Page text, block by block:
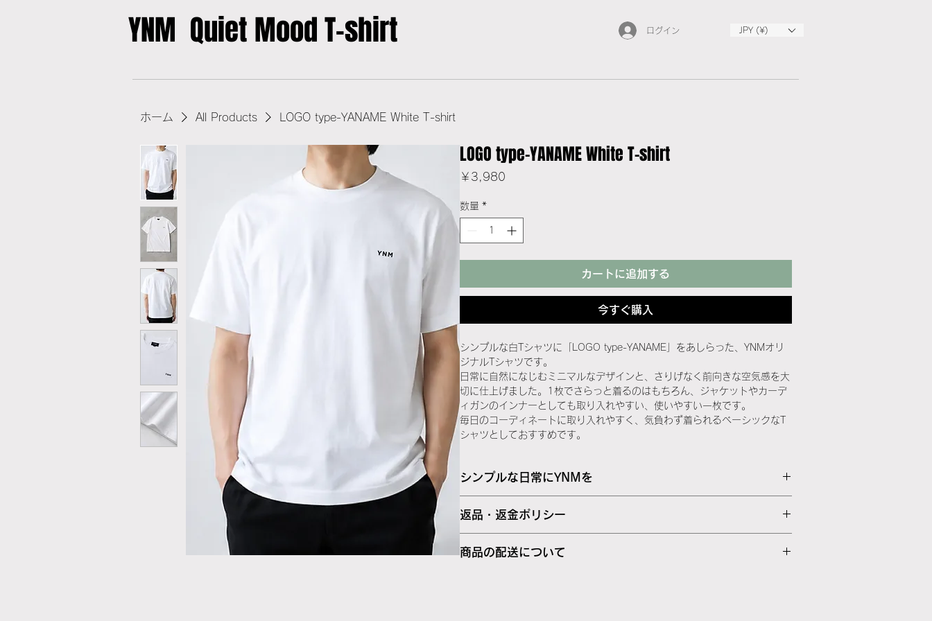
YNM Quiet Mood T-shirt ログイン JPY (¥)
ホーム All Products LOGO type-YANAME White T-shirt
LOGO type-YANAME White T-shirt
￥3,980価
数量 *
カートに追加する
今すぐ購入
シンプルな白Tシャツに「LOGO type-YANAME」をあしらった、YNMオリ
ジナルTシャツです。
日常に自然になじむミニマルなデザインと、さりげなく前向きな空気感を大
切に仕上げました。1枚でさらっと着るのはもちろん、ジャケットやカーデ
ィガンのインナーとしても取り入れやすい、使いやすい一枚です。
毎日のコーディネートに取り入れやすく、気負わず着られるベーシックなT
シャツとしておすすめです。
シンプルな日常にYNMを
「LOGO type-YANAME」を取り入れた、控えめで洗練されたデザインが特
徴です。主張しすぎないロゴ表現なので、普段のスタイルに取り入れやす
返品・返金ポリシー
商品到着後7日以内にご連絡ください。確認のうえ、返品または交換にて対
商品の配送について